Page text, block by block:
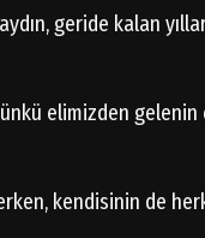
geride kalan
elimizden
kendisinin de